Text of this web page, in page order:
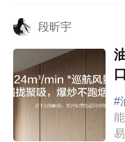
段昕宇
#